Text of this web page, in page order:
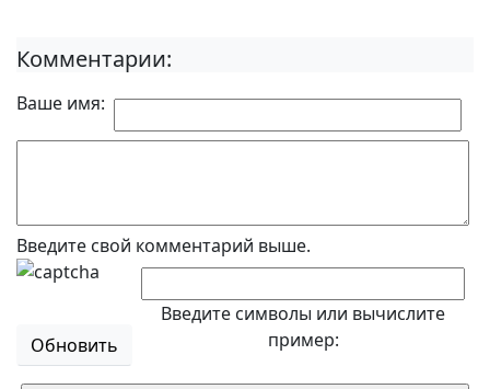
Комментарии:
Ваше имя:
Введите свой комментарий выше.
Обновить
Введите символы или вычислите
пример: